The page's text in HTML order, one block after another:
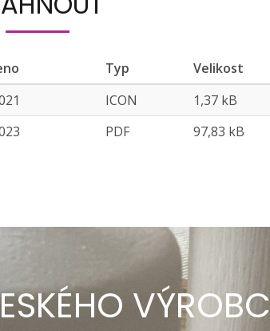
Typ Velikost
ICON
1,37 kB
PDF 97,83 kB